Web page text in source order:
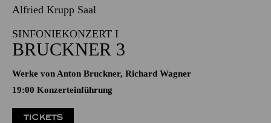
Alfried Krupp Saal
SINFONIEKONZERT I
BRUCKNER 3
Werke von Anton Bruckner, Richard Wagner
19:00 Konzerteinführung
TICKETS